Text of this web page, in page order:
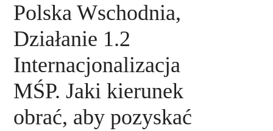
Polska Wschodnia,
Działanie 1.2
Internacjonalizacja
MŚP. Jaki kierunek
obrać, aby pozyskać